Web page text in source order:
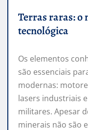
Terras raras: o
tecnológica
Os elementos
são essenciais
modernas:
lasers industriais
militares. Apesar
minerais não são